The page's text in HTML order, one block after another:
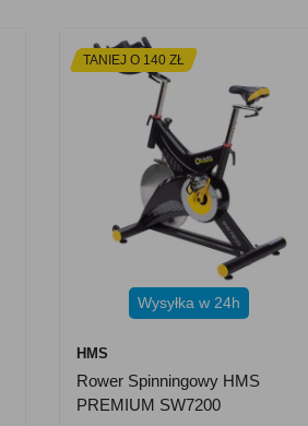
TANIEJ O 140 ZŁ
Wysyłka w 24h
HMS
Rower Spinningowy HMS
PREMIUM SW7200